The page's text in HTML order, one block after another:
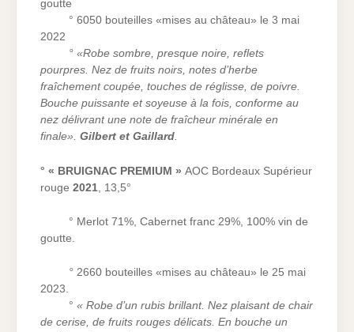
goutte
° 6050 bouteilles «mises au château» le 3 mai
2022
° «Robe sombre, presque noire, reflets
pourpres. Nez de fruits noirs, notes d’herbe
fraîchement coupée, touches de réglisse, de poivre.
Bouche puissante et soyeuse à la fois, conforme au
nez délivrant une note de fraîcheur minérale en
finale». Gilbert et Gaillard.
° « BRUIGNAC PREMIUM » AOC Bordeaux Supérieur
rouge 2021 , 13,5°
° Merlot 71%, Cabernet franc 29%, 100% vin de
goutte.
° 2660 bouteilles «mises au château» le 25 mai
2023.
° « Robe d’un rubis brillant. Nez plaisant de chair
de cerise, de fruits rouges délicats. En bouche un